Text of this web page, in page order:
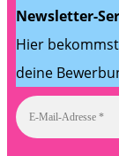
Newsletter-
Hier
deine